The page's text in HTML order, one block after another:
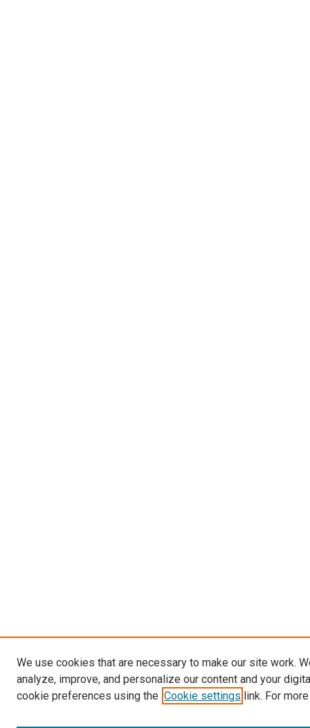
We use cookies that are necessary to make our site work.
analyze, improve, and personalize our content and your
cookie preferences using the Cookie settings link. For